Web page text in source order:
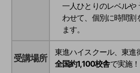
一人ひとりのレベルや
わせて、個別に時間割
ます。
受講場所
東進ハイスクール、東進
全国約1,100校舎で実施！